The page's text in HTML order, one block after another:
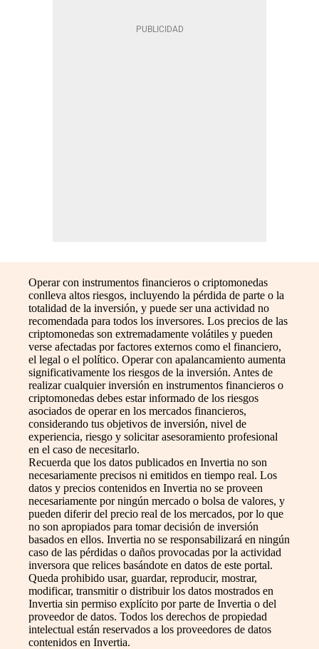
Operar con instrumentos financieros o criptomonedas
conlleva altos riesgos, incluyendo la pérdida de parte o la
totalidad de la inversión, y puede ser una actividad no
recomendada para todos los inversores. Los precios de las
criptomonedas son extremadamente volátiles y pueden
verse afectadas por factores externos como el financiero,
el legal o el político. Operar con apalancamiento aumenta
significativamente los riesgos de la inversión. Antes de
realizar cualquier inversión en instrumentos financieros o
criptomonedas debes estar informado de los riesgos
asociados de operar en los mercados financieros,
considerando tus objetivos de inversión, nivel de
experiencia, riesgo y solicitar asesoramiento profesional
en el caso de necesitarlo.
Recuerda que los datos publicados en Invertia no son
necesariamente precisos ni emitidos en tiempo real. Los
datos y precios contenidos en Invertia no se proveen
necesariamente por ningún mercado o bolsa de valores, y
pueden diferir del precio real de los mercados, por lo que
no son apropiados para tomar decisión de inversión
basados en ellos. Invertia no se responsabilizará en ningún
caso de las pérdidas o daños provocadas por la actividad
inversora que relices basándote en datos de este portal.
Queda prohibido usar, guardar, reproducir, mostrar,
modificar, transmitir o distribuir los datos mostrados en
Invertia sin permiso explícito por parte de Invertia o del
proveedor de datos. Todos los derechos de propiedad
intelectual están reservados a los proveedores de datos
contenidos en Invertia.